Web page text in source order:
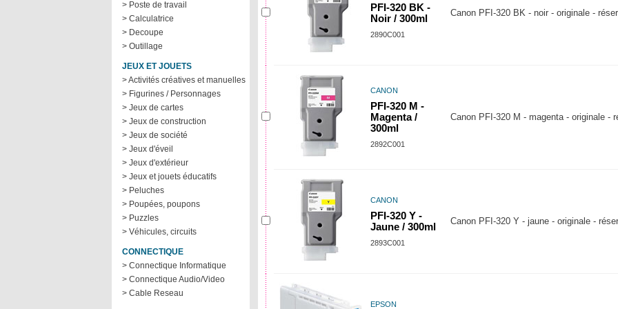
> Poste de travail
> Calculatrice
> Decoupe
> Outillage
JEUX ET JOUETS
> Activités créatives et manuelles
> Figurines / Personnages
> Jeux de cartes
> Jeux de construction
> Jeux de société
> Jeux d'éveil
> Jeux d'extérieur
> Jeux et jouets éducatifs
> Peluches
> Poupées, poupons
> Puzzles
> Véhicules, circuits
CONNECTIQUE
> Connectique Informatique
> Connectique Audio/Video
> Cable Reseau
PFI-320 BK -
Noir / 300ml
2890C001
Canon PFI-320 BK - noir - originale -
CANON
PFI-320 M -
Magenta /
300ml
2892C001
Canon PFI-320 M - magenta - originale -
CANON
PFI-320 Y -
Jaune / 300ml
2893C001
Canon PFI-320 Y - jaune - originale -
EPSON